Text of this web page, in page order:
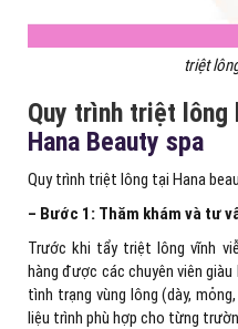
triệt
Quy trình triệt lông
Hana Beauty spa
Quy trình triệt lông tại Hana
– Bước 1: Thăm khám và tư
Trước khi tẩy triệt lông vĩnh
hàng được các chuyên viên
tình trạng vùng lông (dày,
liệu trình phù hợp cho từng